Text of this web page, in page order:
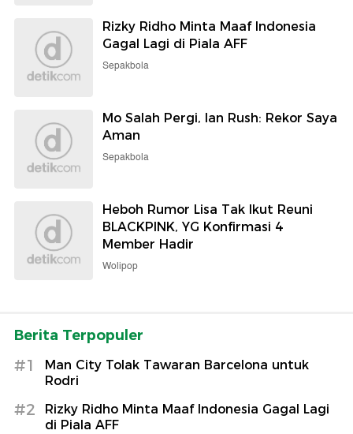
Rizky Ridho Minta Maaf Indonesia
Gagal Lagi di Piala AFF
Sepakbola
Mo Salah Pergi, Ian Rush: Rekor Saya
Aman
Sepakbola
Heboh Rumor Lisa Tak Ikut Reuni
BLACKPINK, YG Konfirmasi 4
Member Hadir
Wolipop
Berita Terpopuler
#1
Man City Tolak Tawaran Barcelona untuk
Rodri
#2
Rizky Ridho Minta Maaf Indonesia Gagal Lagi
di Piala AFF